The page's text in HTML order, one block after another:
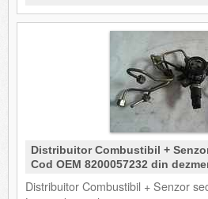
Distribuitor Combustibil +
Cod OEM 8200057232 din
Distribuitor Combustibil + Senzor